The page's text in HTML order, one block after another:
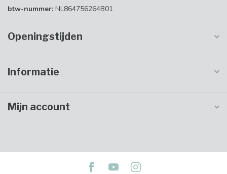
btw-nummer: NL864756264B01
Openingstijden
Informatie
Mijn account